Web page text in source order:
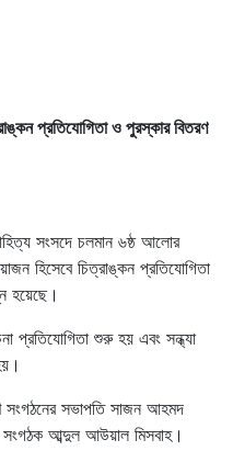
প্রতিযোগিতা ও পুরস্কার বিতরণ
সংসদে চলমান ৬ষ্ঠ আলোর
হিসেবে চিত্রাঙ্কন প্রতিযোগিতা
হয়েছে।
প্রতিযোগিতা শুরু হয় এবং সন্ধ্যা
সভাপতি সাজন আহমদ
সংগঠক আব্দুল আউয়াল মিসবাহ।